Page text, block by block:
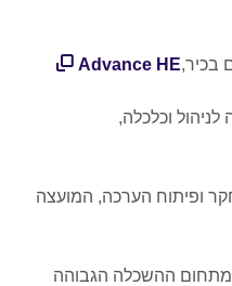
בכיר,Advance HE
וכלכלה,
ופיתוח הערכה, המועצה
ההשכלה הגבוהה